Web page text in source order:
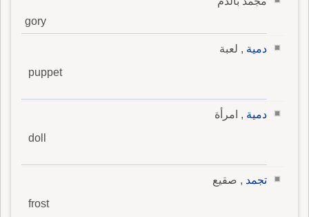
gory
دمية , لعبة
puppet
دمية , امرأة
doll
تجمد , صقيع
frost